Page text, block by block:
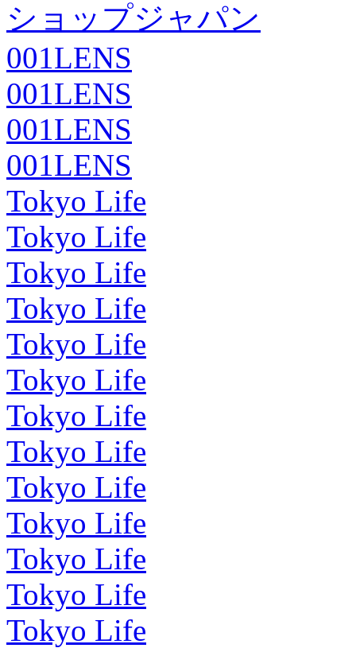
ショップジャパン
001LENS
001LENS
001LENS
001LENS
Tokyo Life
Tokyo Life
Tokyo Life
Tokyo Life
Tokyo Life
Tokyo Life
Tokyo Life
Tokyo Life
Tokyo Life
Tokyo Life
Tokyo Life
Tokyo Life
Tokyo Life